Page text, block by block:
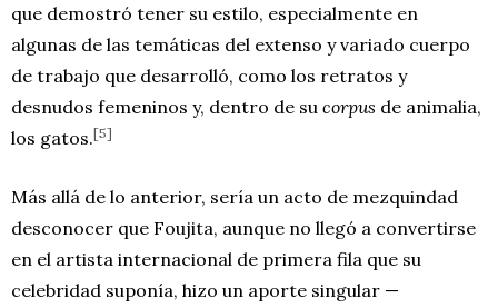
que demostró tener su estilo, especialmente en
algunas de las temáticas del extenso y variado cuerpo
de trabajo que desarrolló, como los retratos y
desnudos femeninos y, dentro de su corpus de animalia,
los gatos.[5]
Más allá de lo anterior, sería un acto de mezquindad
desconocer que Foujita, aunque no llegó a convertirse
en el artista internacional de primera fila que su
celebridad suponía, hizo un aporte singular —